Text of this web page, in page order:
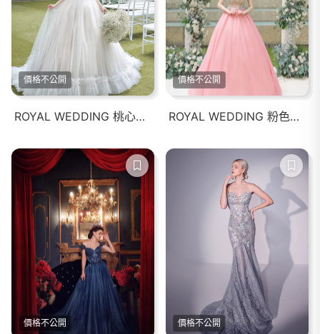
價格不公開
ROYAL WEDDING 桃心領馬甲蓬裙家宴婚紗禮服
價格不公開
ROYAL WEDDING 粉色蓬裙家宴禮服
價格不公開 價格不公開